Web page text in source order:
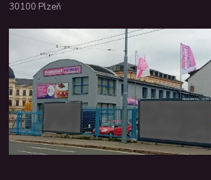
30100 Plzeň